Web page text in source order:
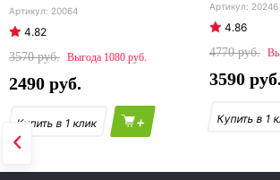
20064
4.82
3570
1080
2490
+
20246
4.86
4770
3590